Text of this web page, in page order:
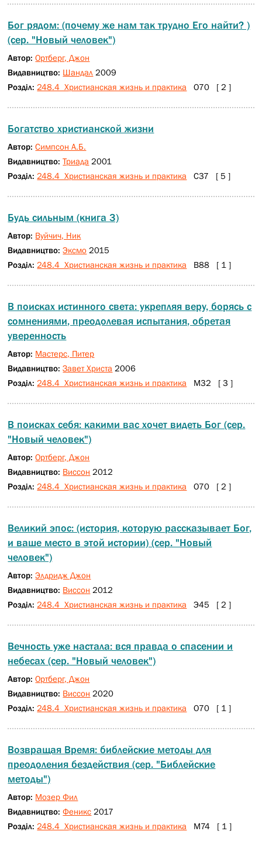
Бог рядом: (почему же нам так трудно Его найти? )
(сер. "Новый человек")
Автор:Ортберг, Джон
Видавництво: Шандал 2009
Розділ: 248.4 Христианская жизнь и практика О70 [ 2 ]
Богатство христианской жизни
Автор:Симпсон А.Б.
Видавництво:Триада 2001
Розділ: 248.4 Христианская жизнь и практика С37 [ 5 ]
Будь сильным (книга 3)
Автор: Вуйчич, Ник
Видавництво:Эксмо 2015
Розділ: 248.4 Христианская жизнь и практика В88 [ 1 ]
В поисках истинного света: укрепляя веру, борясь с
сомнениями, преодолевая испытания, обретая
уверенность
Автор: Мастерс, Питер
Видавництво:Завет Христа 2006
Розділ: 248.4 Христианская жизнь и практика М32 [ 3 ]
В поисках себя: какими вас хочет видеть Бог (сер.
"Новый человек")
Автор:Ортберг, Джон
Видавництво: Виссон 2012
Розділ: 248.4 Христианская жизнь и практика О70 [ 2 ]
Великий эпос: (история, которую рассказывает Бог,
и ваше место в этой истории) (сер. "Новый
человек")
Автор:Элдридж Джон
Видавництво: Виссон 2012
Розділ: 248.4 Христианская жизнь и практика Э45 [ 2 ]
Вечность уже настала: вся правда о спасении и
небесах (сер. "Новый человек")
Автор:Ортберг, Джон
Видавництво: Виссон 2020
Розділ: 248.4 Христианская жизнь и практика О70 [ 1 ]
Возвращая Время: библейские методы для
преодоления бездействия (сер. "Библейские
методы")
Автор: Мозер Фил
Видавництво:Феникс 2017
Розділ: 248.4 Христианская жизнь и практика М74 [ 1 ]